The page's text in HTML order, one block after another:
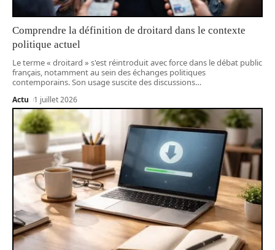
Comprendre la définition de droitard dans le contexte
politique actuel
Le terme « droitard » s'est réintroduit avec force dans le débat public
français, notamment au sein des échanges politiques
contemporains. Son usage suscite des discussions…
Actu 1 juillet 2026